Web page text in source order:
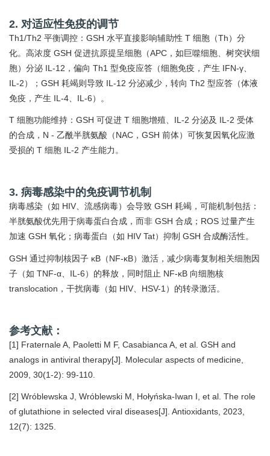
2. 对适应性免疫的调节
Th1/Th2 平衡调控：GSH 水平直接影响辅助性 T 细胞（Th）分
化。高浓度 GSH 促进抗原提呈细胞（APC，如巨噬细胞、树突状细
胞）分泌 IL-12，偏向 Th1 型免疫应答（细胞免疫，产生 IFN-γ、
IL-2）；GSH 耗竭则导致 IL-12 分泌减少，转向 Th2 型应答（体液
免疫，产生 IL-4、IL-6）。
T 细胞功能维持：GSH 可促进 T 细胞增殖、IL-2 分泌及 IL-2 受体
的合成，N - 乙酰半胱氨酸（NAC，GSH 前体）可恢复因氧化应激
受损的 T 细胞 IL-2 产生能力。
3. 病毒感染中的免疫调节机制
病毒感染（如 HIV、流感病毒）会导致 GSH 耗竭，可能机制包括：
半胱氨酸优先用于病毒蛋白合成，而非 GSH 合成；ROS 过量产生
加速 GSH 氧化；病毒蛋白（如 HIV Tat）抑制 GSH 合成酶活性。
GSH 通过抑制核因子 κB（NF-κB）激活，减少病毒复制相关细胞因
子（如 TNF-α、IL-6）的释放，同时阻止 NF-κB 向细胞核
translocation，干扰病毒（如 HIV、HSV-1）的转录激活。
参考文献：
[1] Fraternale A, Paoletti M F, Casabianca A, et al. GSH and
analogs in antiviral therapy[J]. Molecular aspects of medicine,
2009, 30(1-2): 99-110.
[2] Wróblewska J, Wróblewski M, Hołyńska-Iwan I, et al. The role
of glutathione in selected viral diseases[J]. Antioxidants, 2023,
12(7): 1325.